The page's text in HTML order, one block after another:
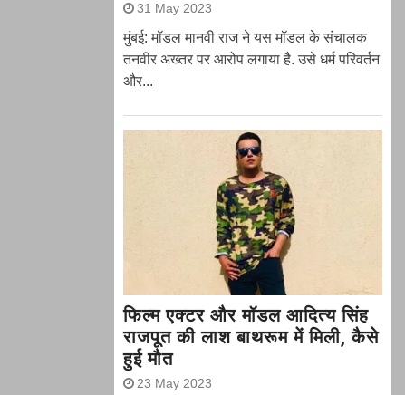
31 May 2023
मुंबई: मॉडल मानवी राज ने यस मॉडल के संचालक
तनवीर अख्तर पर आरोप लगाया है. उसे धर्म परिवर्तन
और...
फिल्म एक्टर और मॉडल आदित्य सिंह
राजपूत की लाश बाथरूम में मिली, कैसे
हुई मौत
23 May 2023